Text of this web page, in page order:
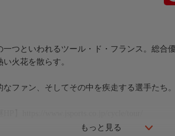
もっと見る
つといわれるツール・ド・フランス。総合
火花を散らす。
ファン、そしてその中を疾走する選手たち